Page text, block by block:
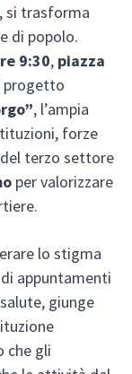
, si trasforma
di popolo.
9:30, piazza
progetto
, l’ampia
forze
del terzo settore
per valorizzare
lo stigma
appuntamenti
giunge
che gli